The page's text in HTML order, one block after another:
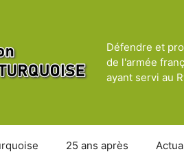
Défendre et
de l'armée
ayant servi au
25 ans après